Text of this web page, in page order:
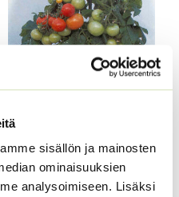
sisällön ja mainosten
ominaisuuksien
analysoimiseen. Lisäksi
Pensastomaatti Totem
F1 10 s.
4,95€ Sisältää arvonlisäveron